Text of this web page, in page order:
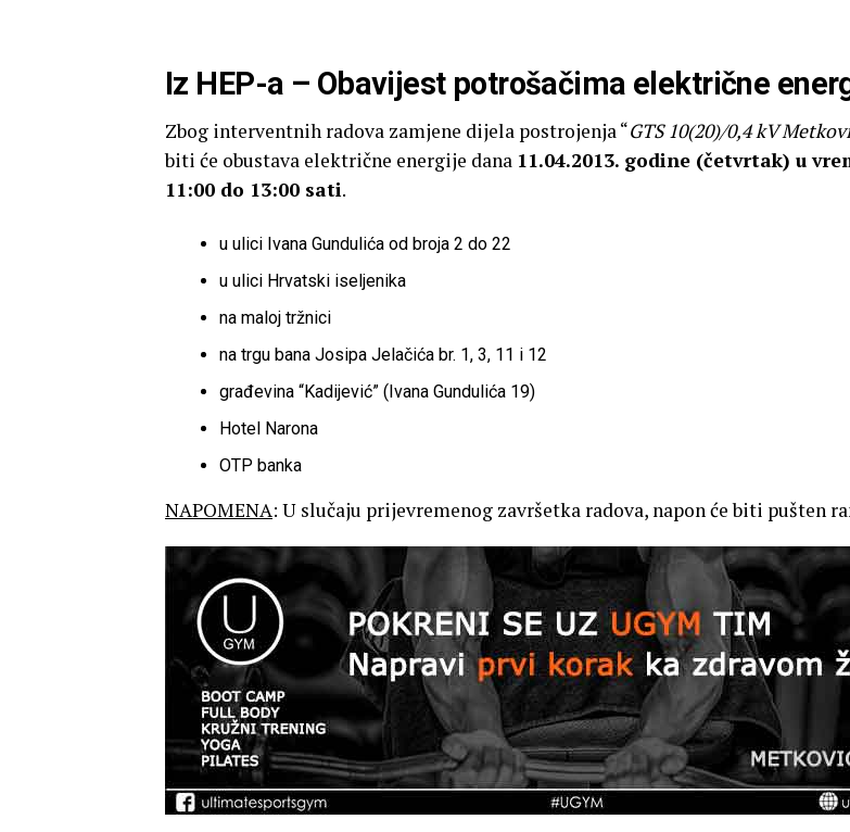
Iz HEP-a – Obavijest potrošačima električne
Zbog interventnih radova zamjene dijela postrojenja “GTS 10(20)/0,4 kV
biti će obustava električne energije dana 11.04.2013. godine (četvrtak) u
11:00 do 13:00 sati.
u ulici Ivana Gundulića od broja 2 do 22
u ulici Hrvatski iseljenika
na maloj tržnici
na trgu bana Josipa Jelačića br. 1, 3, 11 i 12
građevina “Kadijević” (Ivana Gundulića 19)
Hotel Narona
OTP banka
NAPOMENA: U slučaju prijevremenog završetka radova, napon će biti pušten